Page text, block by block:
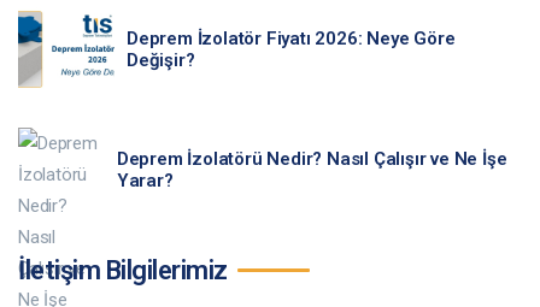
Deprem İzolatör Fiyatı 2026: Neye Göre
Değişir?
Deprem İzolatörü Nedir? Nasıl Çalışır ve Ne İşe
Yarar?
İletişim Bilgilerimiz